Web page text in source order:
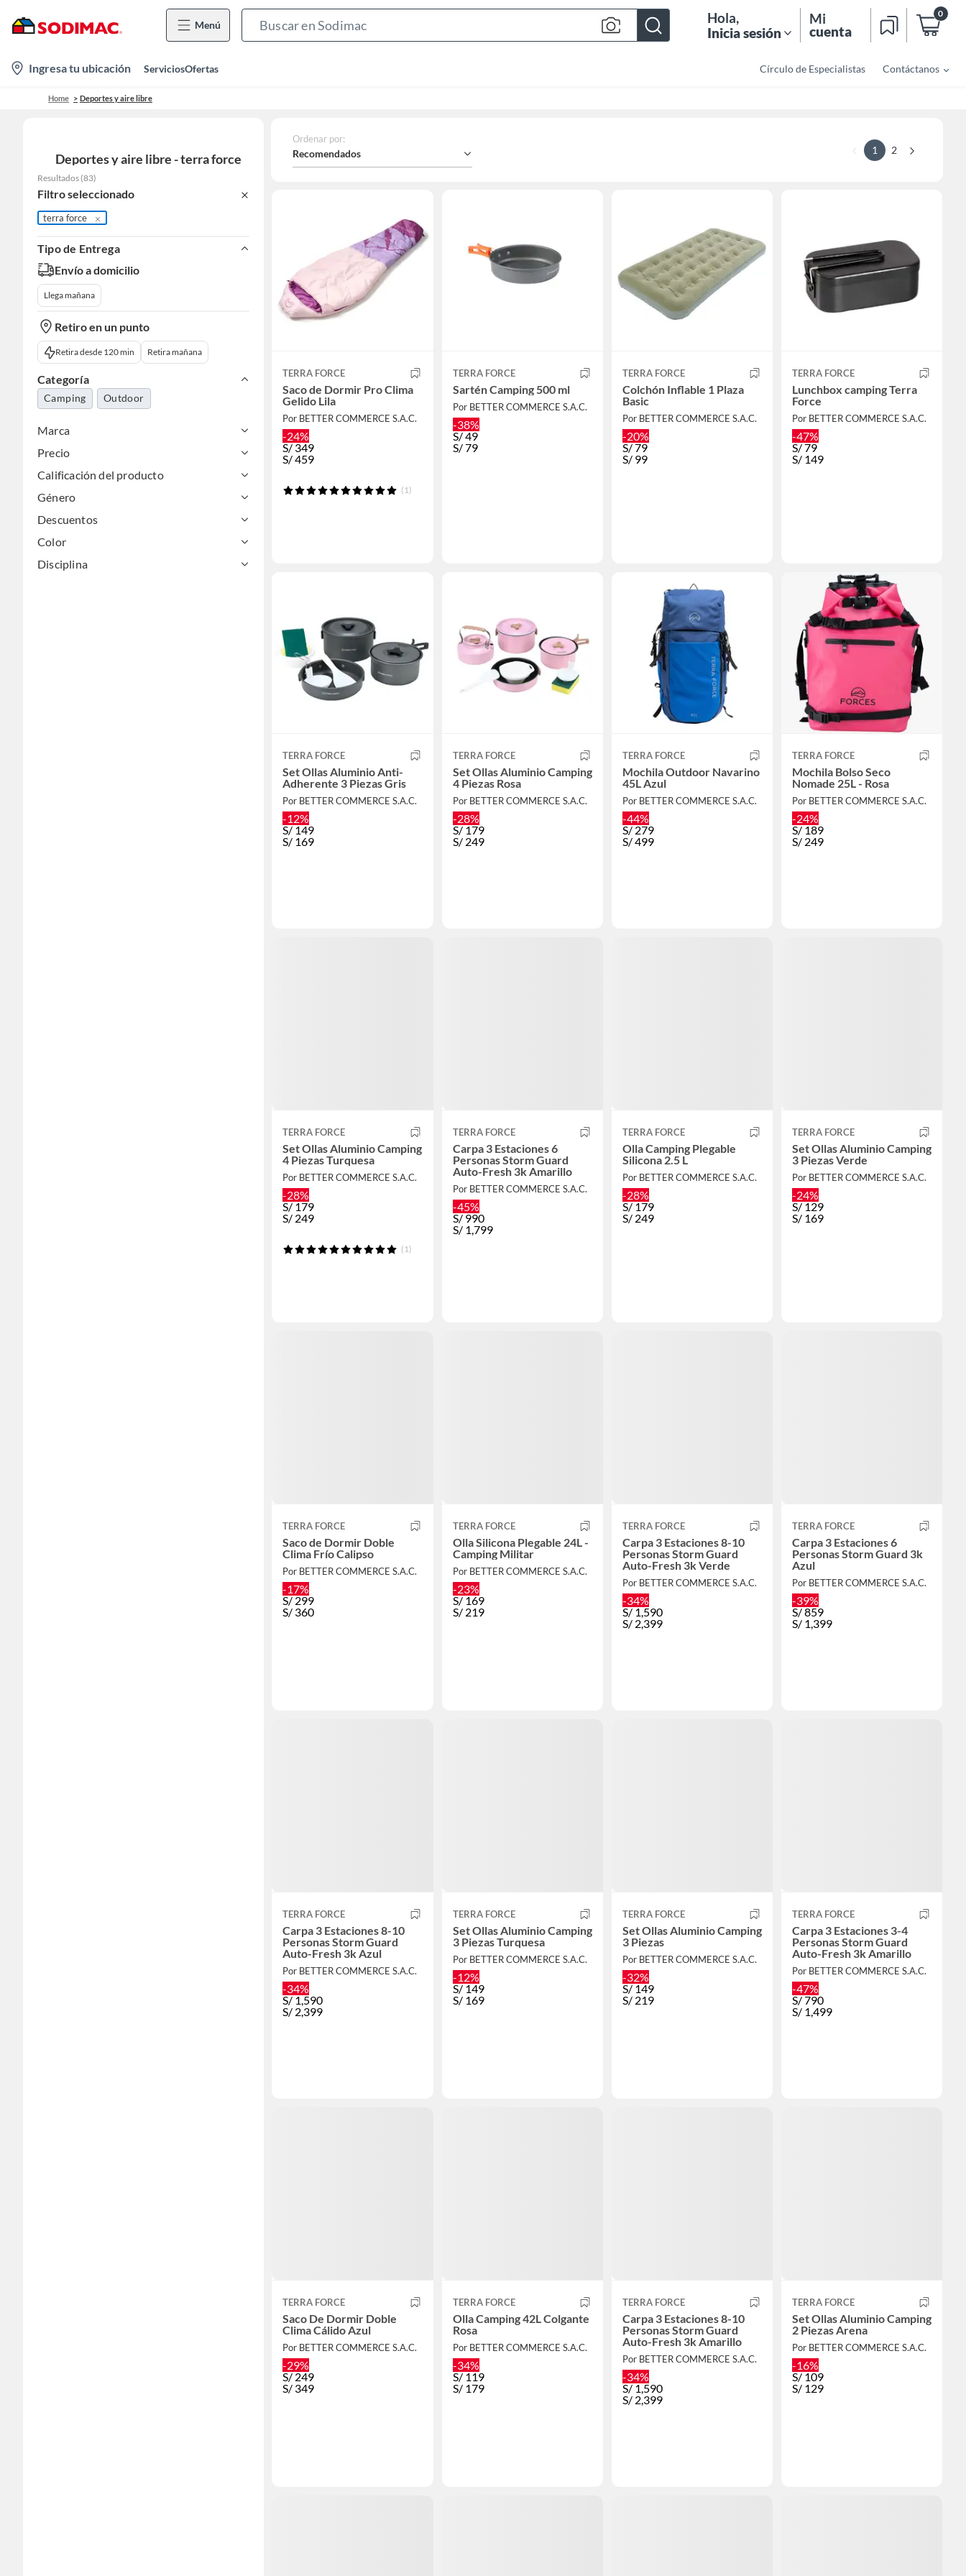
Menú
Bar
Hola,
Inicia sesión
Mi
cuenta
0
location-
icon
Ingresa tu ubicación ServiciosOfertas Círculo de Especialistas Contáctanos
Home Deportes y aire libre
Deportes y aire libre - terra force
Resultados (83)
Filtro seleccionado
terra force
Tipo de Entrega
Envío a domicilio
Llega mañana
Retiro en un punto
Retira desde 120 min Retira mañana
Categoría
Camping Outdoor
Marca
Precio
Calificación del producto
Género
Descuentos
Color
Disciplina
Ordenar por:
Recomendados 1 2
TERRA FORCE
Saco de Dormir Pro Clima
Gelido Lila
Por BETTER COMMERCE S.A.C.
-24%
S/ 349
S/459
(1)
TERRA FORCE
Sartén Camping 500 ml
Por BETTER COMMERCE S.A.C.
-38%
S/49
S/79
TERRA FORCE
Colchón Inflable 1 Plaza
Basic
Por BETTER COMMERCE S.A.C.
-20%
S/79
S/ 99
TERRA FORCE
Lunchbox camping Terra
Force
Por BETTER COMMERCE S.A.C.
-47%
S/79
S/ 149
TERRA FORCE
Set Ollas Aluminio Anti-
Adherente 3 Piezas Gris
Por BETTER COMMERCE S.A.C.
-12%
S/ 149
S/ 169
TERRA FORCE
Set Ollas Aluminio Camping
4 Piezas Rosa
Por BETTER COMMERCE S.A.C.
-28%
S/ 179
S/ 249
TERRA FORCE
Mochila Outdoor Navarino
45L Azul
Por BETTER COMMERCE S.A.C.
-44%
S/ 279
S/499
TERRA FORCE
Mochila Bolso Seco
Nomade 25L - Rosa
Por BETTER COMMERCE S.A.C.
-24%
S/ 189
S/ 249
TERRA FORCE
Set Ollas Aluminio Camping
4 Piezas Turquesa
Por BETTER COMMERCE S.A.C.
-28%
S/ 179
S/ 249
(1)
TERRA FORCE
Carpa 3 Estaciones 6
Personas Storm Guard
Auto-Fresh 3k Amarillo
Por BETTER COMMERCE S.A.C.
-45%
S/ 990
S/ 1,799
TERRA FORCE
Olla Camping Plegable
Silicona 2.5 L
Por BETTER COMMERCE S.A.C.
-28%
S/ 179
S/ 249
TERRA FORCE
Set Ollas Aluminio Camping
3 Piezas Verde
Por BETTER COMMERCE S.A.C.
-24%
S/ 129
S/ 169
TERRA FORCE
Saco de Dormir Doble
Clima Frío Calipso
Por BETTER COMMERCE S.A.C.
-17%
S/ 299
S/ 360
TERRA FORCE
Olla Silicona Plegable 24L -
Camping Militar
Por BETTER COMMERCE S.A.C.
-23%
S/ 169
S/ 219
TERRA FORCE
Carpa 3 Estaciones 8-10
Personas Storm Guard
Auto-Fresh 3k Verde
Por BETTER COMMERCE S.A.C.
-34%
S/ 1,590
S/ 2,399
TERRA FORCE
Carpa 3 Estaciones 6
Personas Storm Guard 3k
Azul
Por BETTER COMMERCE S.A.C.
-39%
S/859
S/ 1,399
TERRA FORCE
Carpa 3 Estaciones 8-10
Personas Storm Guard
Auto-Fresh 3k Azul
Por BETTER COMMERCE S.A.C.
-34%
S/ 1,590
S/ 2,399
TERRA FORCE
Set Ollas Aluminio Camping
3 Piezas Turquesa
Por BETTER COMMERCE S.A.C.
-12%
S/ 149
S/ 169
TERRA FORCE
Set Ollas Aluminio Camping
3 Piezas
Por BETTER COMMERCE S.A.C.
-32%
S/ 149
S/ 219
TERRA FORCE
Carpa 3 Estaciones 3-4
Personas Storm Guard
Auto-Fresh 3k Amarillo
Por BETTER COMMERCE S.A.C.
-47%
S/790
S/ 1,499
TERRA FORCE
Saco De Dormir Doble
Clima Cálido Azul
Por BETTER COMMERCE S.A.C.
-29%
S/ 249
S/ 349
TERRA FORCE
Olla Camping 42L Colgante
Rosa
Por BETTER COMMERCE S.A.C.
-34%
S/ 119
S/ 179
TERRA FORCE
Carpa 3 Estaciones 8-10
Personas Storm Guard
Auto-Fresh 3k Amarillo
Por BETTER COMMERCE S.A.C.
-34%
S/ 1,590
S/ 2,399
TERRA FORCE
Set Ollas Aluminio Camping
2 Piezas Arena
Por BETTER COMMERCE S.A.C.
-16%
S/ 109
S/ 129